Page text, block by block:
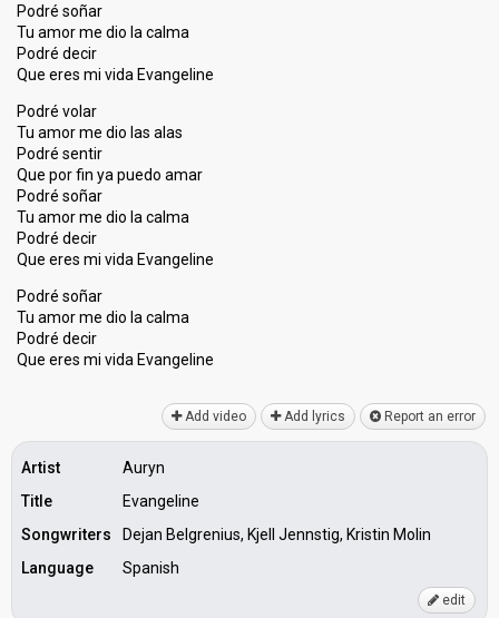
Podré soñar
Tu amor me dio la calma
Podré decir
Que eres mi vida Evangeline
Podré volar
Tu amor me dio las alas
Podré sentir
Que por fin ya puedo amar
Podré soñar
Tu amor me dio la calma
Podré decir
Que eres mi vida Evangeline
Podré soñar
Tu amor me dio la calma
Podré decir
Que ereѕ mi vida Evаngeline
Add video Add lyrics Report an error
Artist
Auryn
Title
Evangeline
Songwriters
Dejan Belgrenius, Kjell Jennstig, Kristin Molin
Language
Spanish
edit